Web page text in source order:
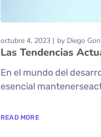
octubre 4, 2023 by Diego
Las Tendencias
En el mundo del
esencial
READ MORE